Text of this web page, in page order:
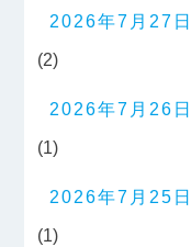
2026年7月27日
(2)
2026年7月26日
(1)
2026年7月25日
(1)